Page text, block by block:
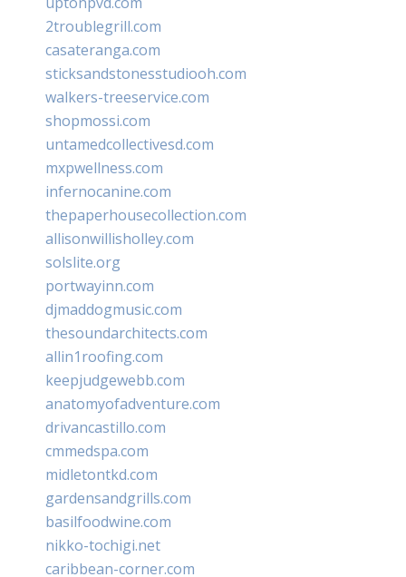
2troublegrill.com
casateranga.com
sticksandstonesstudiooh.com
walkers-treeservice.com
shopmossi.com
untamedcollectivesd.com
mxpwellness.com
infernocanine.com
thepaperhousecollection.com
allisonwillisholley.com
solslite.org
portwayinn.com
djmaddogmusic.com
thesoundarchitects.com
allin1roofing.com
keepjudgewebb.com
anatomyofadventure.com
drivancastillo.com
cmmedspa.com
midletontkd.com
gardensandgrills.com
basilfoodwine.com
nikko-tochigi.net
caribbean-corner.com